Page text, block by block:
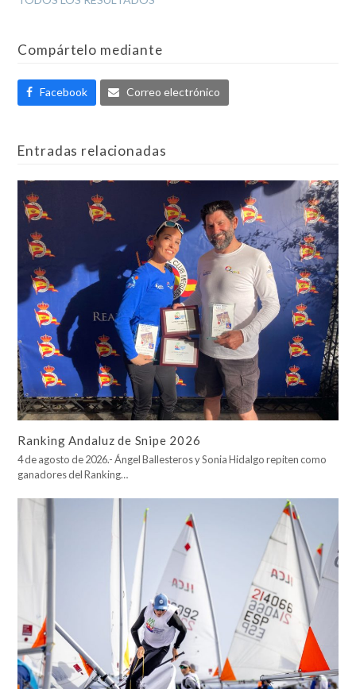
Compártelo mediante
Facebook Correo electrónico
Entradas relacionadas
Ranking Andaluz de Snipe 2026
4 de agosto de 2026.- Ángel Ballesteros y Sonia Hidalgo repiten como
ganadores del Ranking…